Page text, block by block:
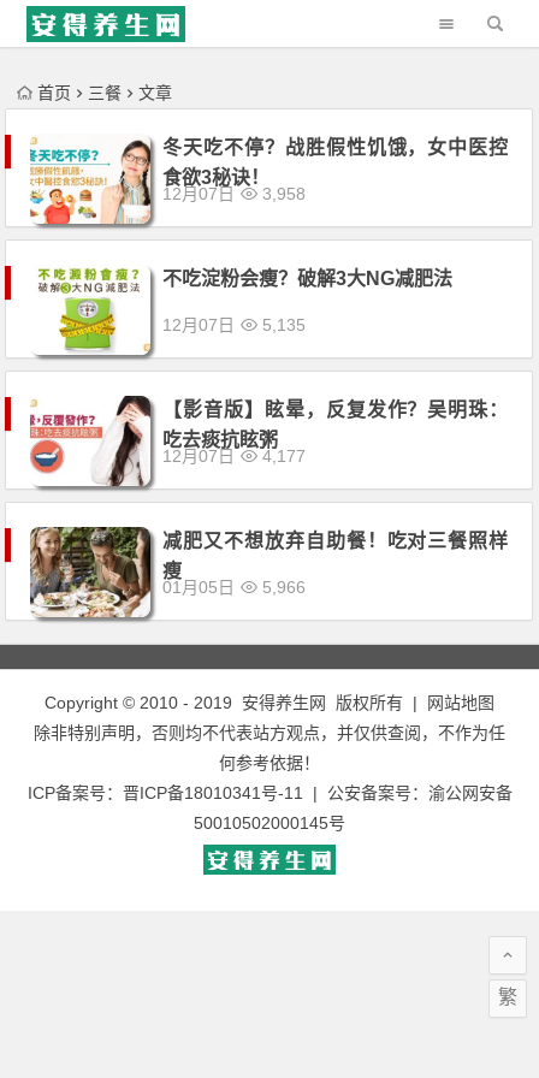
'); })();
首页 三餐 文章
冬天吃不停？战胜假性饥饿，女中医控
食欲3秘诀！
12月07日 3,958
不吃淀粉会瘦？破解3大NG减肥法
12月07日 5,135
【影音版】眩晕，反复发作？吴明珠：
吃去痰抗眩粥
12月07日 4,177
减肥又不想放弃自助餐！吃对三餐照样
瘦
01月05日 5,966
Copyright © 2010 - 2019 安得养生网 版权所有 |
网站地图
除非特别声明，否则均不代表站方观点，并仅供查阅，不作为任
何参考依据！
ICP备案号： 晋ICP备18010341号-11 | 公安备案号： 渝公网安备
50010502000145号
繁